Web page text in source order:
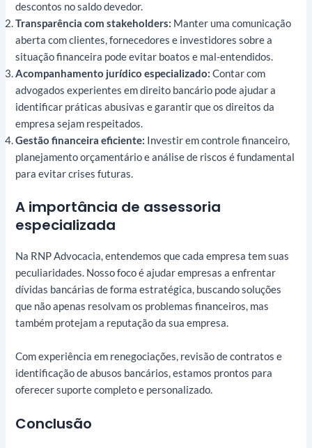
descontos no saldo devedor.
Transparência com stakeholders: Manter uma comunicação
aberta com clientes, fornecedores e investidores sobre a
situação financeira pode evitar boatos e mal-entendidos.
Acompanhamento jurídico especializado: Contar com
advogados experientes em direito bancário pode ajudar a
identificar práticas abusivas e garantir que os direitos da
empresa sejam respeitados.
Gestão financeira eficiente: Investir em controle financeiro,
planejamento orçamentário e análise de riscos é fundamental
para evitar crises futuras.
A importância de assessoria
especializada
Na RNP Advocacia, entendemos que cada empresa tem suas
peculiaridades. Nosso foco é ajudar empresas a enfrentar
dívidas bancárias de forma estratégica, buscando soluções
que não apenas resolvam os problemas financeiros, mas
também protejam a reputação da sua empresa.
Com experiência em renegociações, revisão de contratos e
identificação de abusos bancários, estamos prontos para
oferecer suporte completo e personalizado.
Conclusão